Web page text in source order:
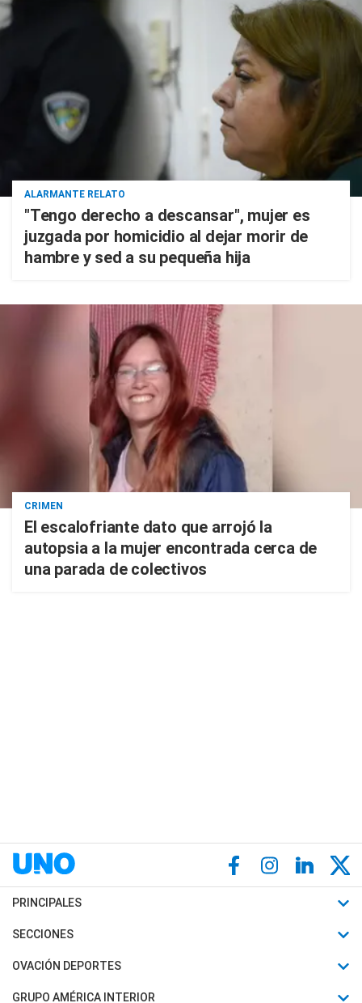
ALARMANTE RELATO
"Tengo derecho a descansar", mujer es
juzgada por homicidio al dejar morir de
hambre y sed a su pequeña hija
CRIMEN
El escalofriante dato que arrojó la
autopsia a la mujer encontrada cerca de
una parada de colectivos
PRINCIPALES
Últimas Noticias
Política
SECCIONES
Horóscopo
Motores
OVACIÓN DEPORTES
Fútbol
GRUPO AMÉRICA INTERIOR